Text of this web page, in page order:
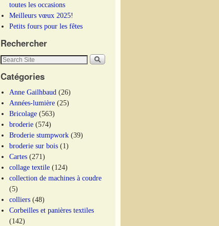
toutes les occasions
Meilleurs vœux 2025!
Petits fours pour les fêtes
Rechercher
Catégories
Anne Gailhbaud (26)
Années-lumière (25)
Bricolage (563)
broderie (574)
Broderie stumpwork (39)
broderie sur bois (1)
Cartes (271)
collage textile (124)
collection de machines à coudre
(5)
colliers (48)
Corbeilles et panières textiles
(142)